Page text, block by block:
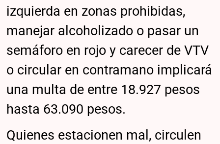
izquierda en zonas prohibidas,
manejar alcoholizado o pasar un
semáforo en rojo y carecer de VTV
o circular en contramano implicará
una multa de entre 18.927 pesos
hasta 63.090 pesos.
Quienes estacionen mal, circulen